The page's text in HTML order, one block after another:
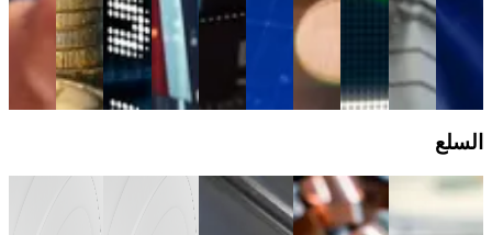
الفوركس
الفوركس
لكل
دليل
التداول
الفوركس
دليل
التداول الفوركس
السلع
Nov 11,
2024
Sep 17, 2024
Aug 19,
2024
Feb 13, 2020